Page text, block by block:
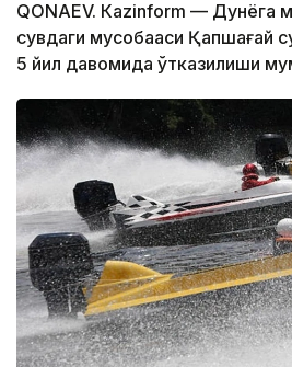
QONAEV. Кazinform — Дунёга
сувдаги мусобақаси Қапшағай
5 йил давомида ўтказилиши